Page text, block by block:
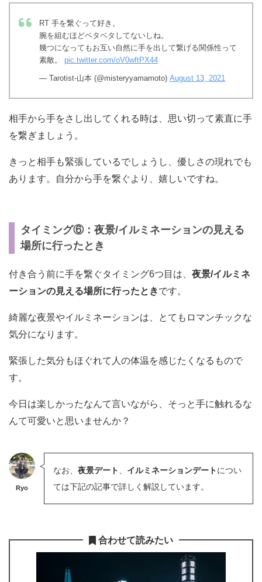
RT 手を繋ぐって好き。
腕を組むほどベタベタしてないしね。
幾つになってもお互い自然に手を出して繋げる関係性って
素敵。 pic.twitter.com/oV0wftPX44
— Tarotist-山本 (@misteryyamamoto) August 13, 2021
相手から手をさし出してくれる時は、思い切って素直に手
を繋ぎましょう。
きっと相手も緊張しているでしょうし、優しさの現れでも
あります。自分から手を繋ぐより、嬉しいですね。
タイミング⑥：夜景/イルミネーションの見える
場所に行ったとき
付き合う前に手を繋ぐタイミング6つ目は、 夜景/イルミネ
ーションの見える場所に行ったときです。
綺麗な夜景やイルミネーションは、とてもロマンチックな
気分になります。
緊張した気分もほぐれて人の体温を感じたくなるもので
す。
今日は楽しかったなんて言いながら、そっと手に触れるな
んて可愛いと思いませんか？
Ryo
なお、 夜景デート イルミネーションデートについ
ては下記の記事で詳しく解説しています。
合わせて読みたい